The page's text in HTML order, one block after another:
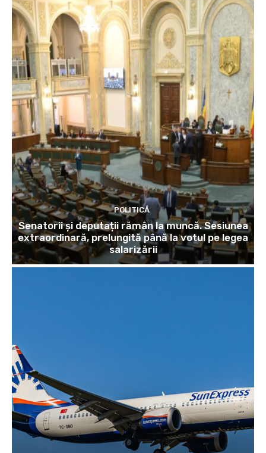
POLITICĂ
Senatorii și deputații rămân la muncă. Sesiunea
extraordinară, prelungită până la votul pe legea
salarizării